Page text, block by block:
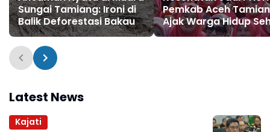
Sungai Tamiang: Ironi di
Balik Deforestasi Bakau
Pemkab Aceh
Ajak Warga Hidup
Latest News
Kajati